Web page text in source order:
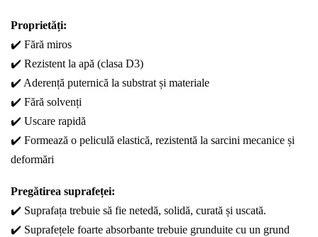
Proprietăți:
✔️ Fără miros
✔️ Rezistent la apă (clasa D3)
✔️ Aderență puternică la substrat și materiale
✔️ Fără solvenți
✔️ Uscare rapidă
✔️ Formează o peliculă elastică, rezistentă la sarcini mecanice și
deformări
Pregătirea suprafeței:
✔️ Suprafața trebuie să fie netedă, solidă, curată și uscată.
✔️ Suprafețele foarte absorbante trebuie grunduite cu un grund